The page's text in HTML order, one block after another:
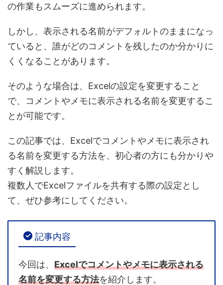
の作業もスムーズに進められます。
しかし、表示される名前がデフォルトのままになっ
ていると、誰がどのコメントを残したのか分かりに
くくなることがあります。
そのような場合は、 Excelの設定を変更すること
で、コメントやメモに表示される名前を変更するこ
とが可能です。
この記事では、 Excelでコメントやメモに表示され
る名前を変更する方法を、初心者の方にも分かりや
すく解説します。
複数人でExcelファイルを共有する際の設定とし
て、ぜひ参考にしてください。
記事内容
今回は、 Excelでコメントやメモに表示される
名前を変更する方法を紹介します。